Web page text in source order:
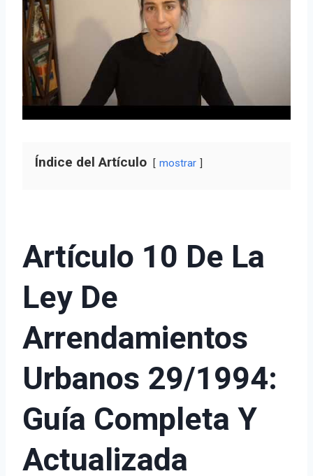
Índice del Artículo mostrar
Artículo 10 De La
Ley De
Arrendamientos
Urbanos 29/1994:
Guía Completa Y
Actualizada